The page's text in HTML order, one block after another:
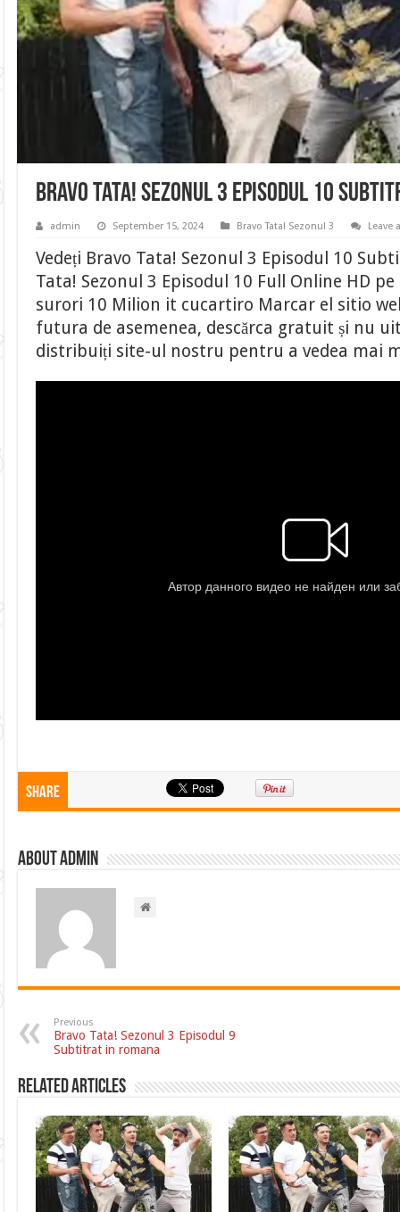
Bravo Tata! Sezonul 3 Episodul 10
admin September 15, 2024 Bravo Tata! Sezonul 3 Leave
Vedeți Bravo Tata! Sezonul 3 Episodul 10
Tata! Sezonul 3 Episodul 10 Full Online HD
surori 10 Milion it cucartiro Marcar el sitio
futura de asemenea, descărca gratuit și nu
distribuiți site-ul nostru pentru a vedea mai
Share
About admin
Previous
Bravo Tata! Sezonul 3 Episodul 9
Subtitrat in romana
Related Articles